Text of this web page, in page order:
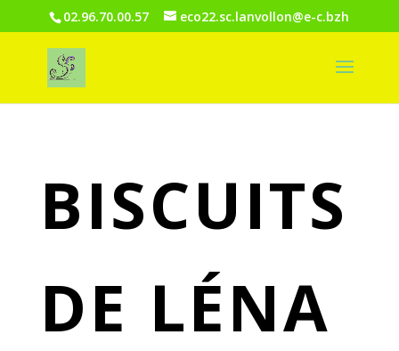
02.96.70.00.57 eco22.sc.lanvollon@e-c.bzh
BISCUITS
DE LÉNA